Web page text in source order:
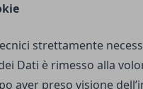
strettamente
Dati è rimesso alla
aver preso visione